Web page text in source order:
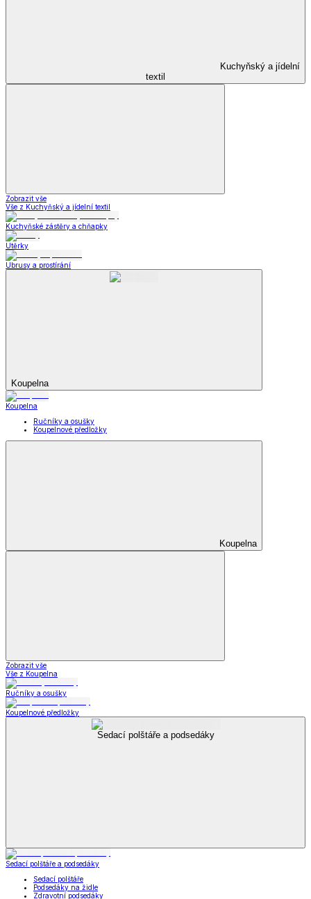
Kuchyňský a jídelní
textil
Zobrazit vše
Vše z Kuchyňský a jídelní textil
Kuchyňské zástěry a chňapky
Utěrky
Ubrusy a prostírání
Koupelna
Koupelna
Ručníky a osušky
Koupelnové předložky
Koupelna
Zobrazit vše
Vše z Koupelna
Ručníky a osušky
Koupelnové předložky
Sedací polštáře a podsedáky
Sedací polštáře a podsedáky
Sedací polštáře
Podsedáky na židle
Zdravotní podsedáky